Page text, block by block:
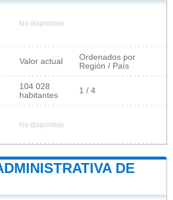
No disponible
Valor actual
Ordenados por
Región / País
104 028
habitantes
1 / 4
No disponible
DE